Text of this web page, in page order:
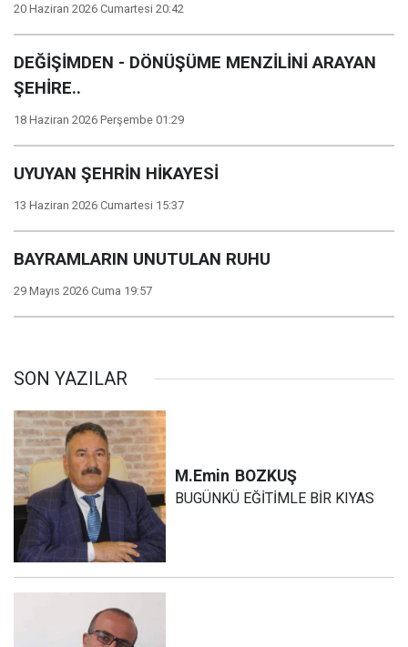
20 Haziran 2026 Cumartesi 20:42
DEĞİŞİMDEN - DÖNÜŞÜME MENZİLİNİ ARAYAN
ŞEHİRE..
18 Haziran 2026 Perşembe 01:29
UYUYAN ŞEHRİN HİKAYESİ
13 Haziran 2026 Cumartesi 15:37
BAYRAMLARIN UNUTULAN RUHU
29 Mayıs 2026 Cuma 19:57
SON YAZILAR
M.Emin BOZKUŞ
BUGÜNKÜ EĞİTİMLE BİR KIYAS